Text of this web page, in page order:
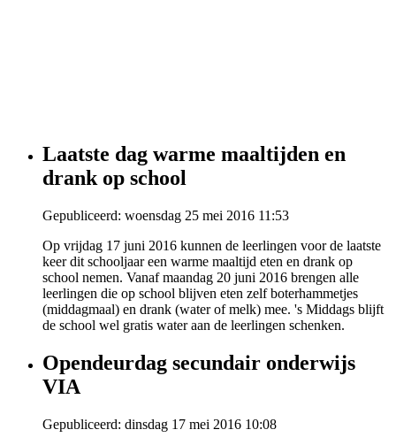
Laatste dag warme maaltijden en
drank op school
Gepubliceerd: woensdag 25 mei 2016 11:53
Op vrijdag 17 juni 2016 kunnen de leerlingen voor de laatste
keer dit schooljaar een warme maaltijd eten en drank op
school nemen. Vanaf maandag 20 juni 2016 brengen alle
leerlingen die op school blijven eten zelf boterhammetjes
(middagmaal) en drank (water of melk) mee. 's Middags blijft
de school wel gratis water aan de leerlingen schenken.
Opendeurdag secundair onderwijs
VIA
Gepubliceerd: dinsdag 17 mei 2016 10:08